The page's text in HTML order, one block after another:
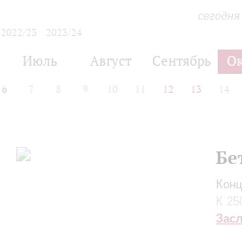
2022/23
2023/24
Июль Август Сентябрь
6 7 8 9 10 12 13 14
К